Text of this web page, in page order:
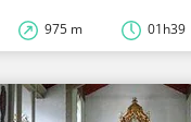
975 m 01h39